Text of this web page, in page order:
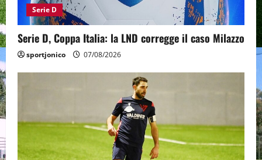
Serie D
Serie D, Coppa Italia: la LND corregge il caso Milazzo
sportjonico 07/08/2026